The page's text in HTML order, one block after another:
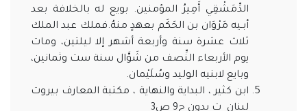
الدِّمَشْقِي أَمِيرُ المؤمنين. بويع له بالخلافة بعد
أبـيه مَرْوَان بن الحَكَم بعهدٍ منهُ.فملك عبد الملك
ثلاث عشرة سنة وأربعة أشهر إلا ليلتين، ومات
يوم الأربعاء النِّصف من شَوَّال سنة ست وثمانين،
وبايع لابنيه الوليد وسُلَيْمان.
ابن كثير ، البداية والنهاية ، مكتبة المعارف بيروت
لبنان ت بدون ج9 ص3